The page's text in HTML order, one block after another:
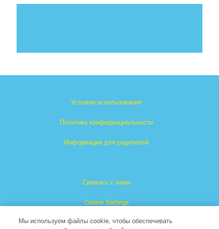
Условия использования
Политика конфиденциальности
Информация для родителей
Свяжись с нами
Cookie Settings
Мы используем файлы cookie, чтобы обеспечивать